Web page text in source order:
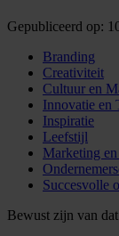
Gepubliceerd op:
Branding
Creativiteit
Cultuur en
Innovatie en
Inspiratie
Leefstijl
Marketing en
Succesvolle
Bewust zijn van